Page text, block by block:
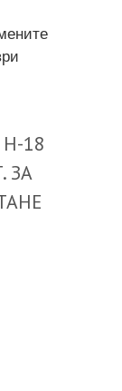
Н-18
ЗА